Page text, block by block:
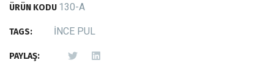
ÜRÜN KODU 130-A
TAGS: İNCE PUL
PAYLAŞ: